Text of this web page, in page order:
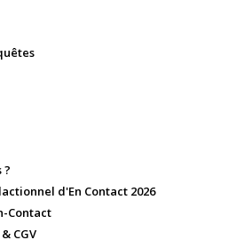
?
d'En Contact 2026
Contact
CGV